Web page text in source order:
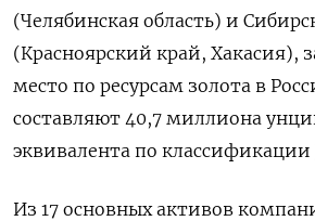
(Челябинская область) и
(Красноярский край, Хакасия),
место по ресурсам золота в
составляют 40,7 миллиона
эквивалента по классификации
Из 17 основных активов